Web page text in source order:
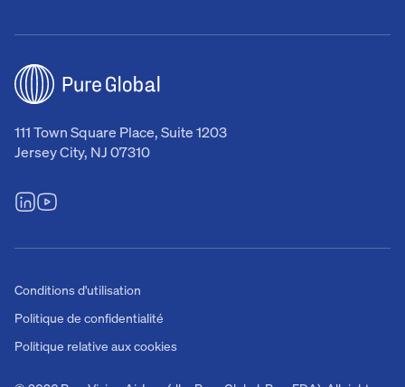
111 Town Square Place, Suite 1203
Jersey City, NJ 07310
Conditions d'utilisation
Politique de confidentialité
Politique relative aux cookies